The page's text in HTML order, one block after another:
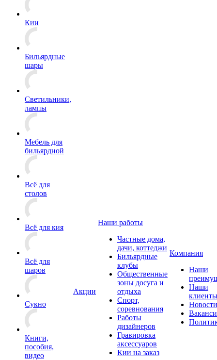
Кии
Бильярдные
шары
Светильники,
лампы
Мебель для
бильярдной
Всё для
столов
Всё для кия
Всё для
шаров
Сукно
Книги,
пособия,
видео
Акции
Наши работы
Частные дома,
дачи, коттеджи
Бильярдные
клубы
Общественные
зоны досуга и
отдыха
Спорт,
соревнования
Работы
дизайнеров
Гравировка
аксессуаров
Кии на заказ
Компания
Наши
Наши
клиенты
Новости